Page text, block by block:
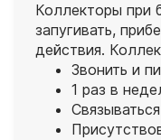
Коллекторы при
запугивать,
действия.
Звонить и
1 раз в